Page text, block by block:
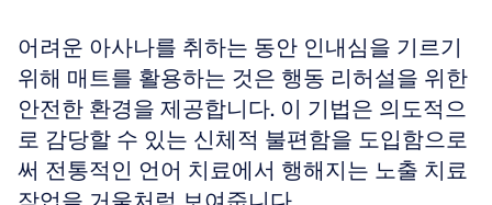
어려운 아사나를 취하는 동안 인내심을 기르기
위해 매트를 활용하는 것은 행동 리허설을 위한
안전한 환경을 제공합니다. 이 기법은 의도적으
로 감당할 수 있는 신체적 불편함을 도입함으로
써 전통적인 언어 치료에서 행해지는 노출 치료